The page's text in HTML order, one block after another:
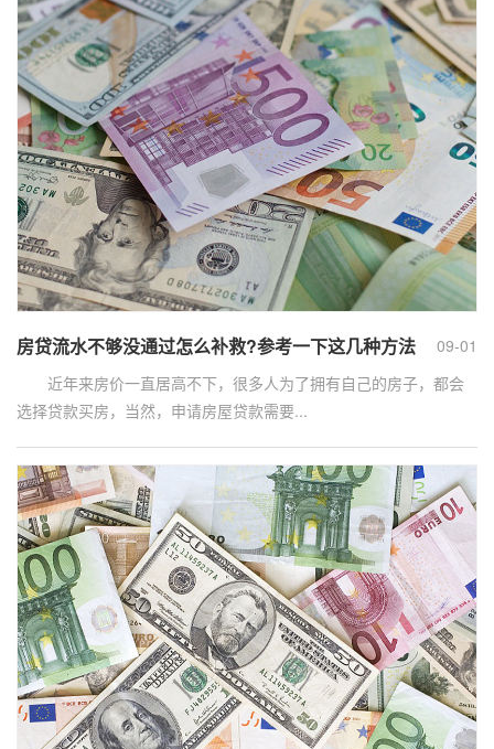
09-01
房贷流水不够没通过怎么补救?参考一下这几种方法
近年来房价一直居高不下，很多人为了拥有自己的房子，都会
选择贷款买房，当然，申请房屋贷款需要...